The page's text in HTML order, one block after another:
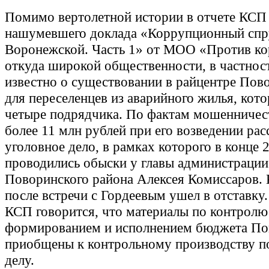
Помимо вертолетной истории в отчете КСП
нашумевшего доклада «Коррупционный
Воронежской. Часть 1» от МОО «Против
откуда широкой общественности, в
известно о существовании в райцентре
для переселенцев из аварийного жилья,
четыре подрядчика. По фактам
более 11 млн рублей при его возведении
уголовное дело, в рамках которого в конце
проводились обыски у главы администрации
Поворинского района Алексея Комиссаров.
после встречи с Гордеевым ушел в
КСП говорится, что материалы по контролю
формированием и исполнением бюджета
приобщены к контрольному производству
делу.